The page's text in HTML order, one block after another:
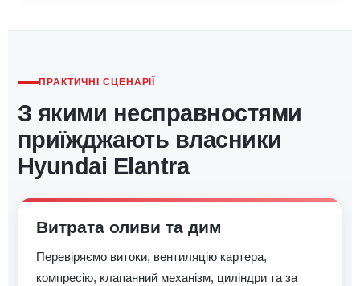
ПРАКТИЧНІ СЦЕНАРІЇ
З якими несправностями
приїжджають власники
Hyundai Elantra
Витрата оливи та дим
Перевіряємо витоки, вентиляцію картера,
компресію, клапанний механізм, циліндри та за